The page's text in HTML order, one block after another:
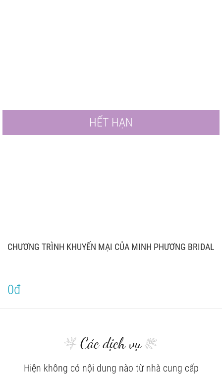
HẾT HẠN
CHƯƠNG TRÌNH KHUYẾN MẠI CỦA MINH PHƯƠNG BRIDAL
0đ
Các dịch vụ
Hiện không có nội dung nào từ nhà cung cấp